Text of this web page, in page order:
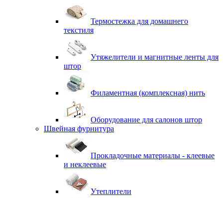
Термостежка для домашнего
текстиля
Утяжелители и магнитные ленты для
штор
Филаментная (комплексная) нить
Оборудование для салонов штор
Швейная фурнитура
Прокладочные материалы - клеевые
и неклеевые
Утеплители